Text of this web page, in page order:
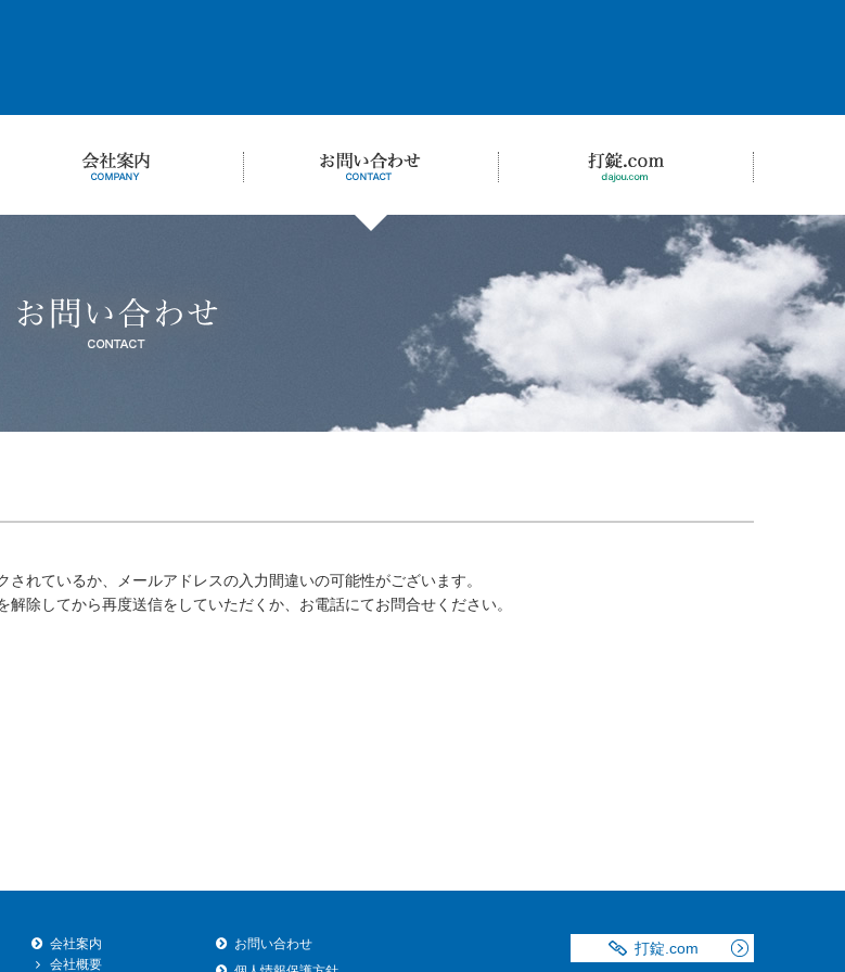
れているか、メールアドレスの入力間違いの可能性がございます。
除してから再度送信をしていただくか、お電話にてお問合せください。
打錠.com
会社案内
会社概要
お問い合わせ